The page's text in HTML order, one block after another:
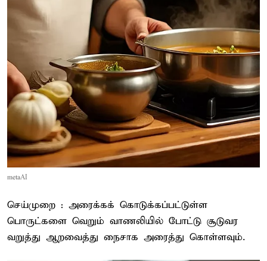
metaAI
செய்முறை : அரைக்கக் கொடுக்கப்பட்டுள்ள
பொருட்களை வெறும் வாணலியில் போட்டு சூடுவர
வறுத்து ஆறவைத்து நைசாக அரைத்து கொள்ளவும்.